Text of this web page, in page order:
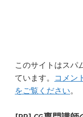
このサイトはスパ
ています。 コメン
をご覧ください。